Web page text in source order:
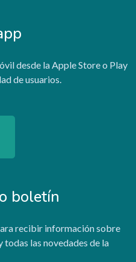
desde la Apple Store o Play
de usuarios.
boletín
recibir información sobre
todas las novedades de la